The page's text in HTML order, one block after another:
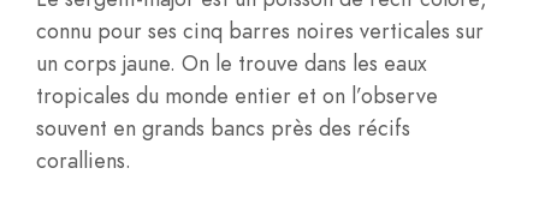
connu pour ses cinq barres noires verticales sur
un corps jaune. On le trouve dans les eaux
tropicales du monde entier et on l’observe
souvent en grands bancs près des récifs
coralliens.